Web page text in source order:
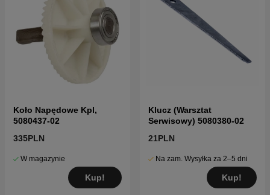
Koło Napędowe Kpl,
5080437-02
335PLN
W magazynie
Kup!
Klucz (Warsztat
Serwisowy) 5080380-02
21PLN
Na zam. Wysyłka za 2–5 dni
Kup!